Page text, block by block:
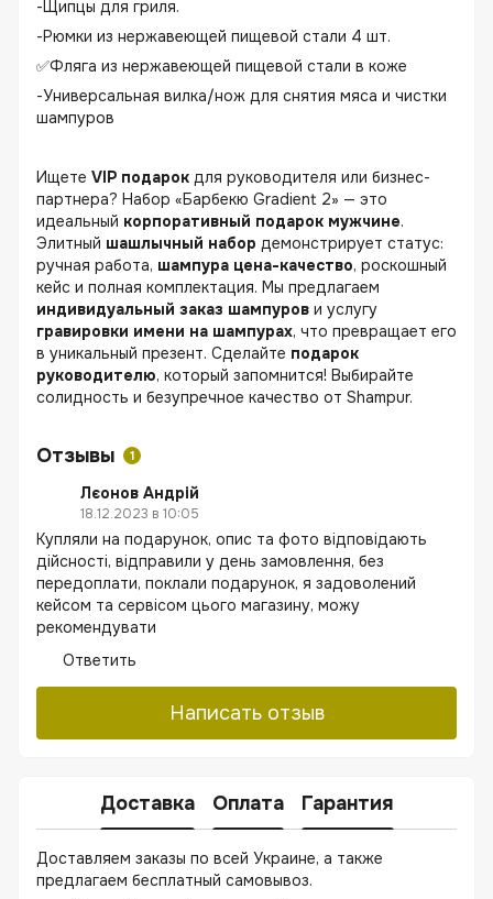
-Щипцы для гриля.
-Рюмки из нержавеющей пищевой стали 4 шт.
✅Фляга из нержавеющей пищевой стали в коже
-Универсальная вилка/нож для снятия мяса и чистки
шампуров
Ищете VIP подарок для руководителя или бизнес-
партнера? Набор «Барбекю Gradient 2» — это
идеальный корпоративный подарок мужчине.
Элитный шашлычный набор демонстрирует статус:
ручная работа, шампура цена-качество, роскошный
кейс и полная комплектация. Мы предлагаем
индивидуальный заказ шампуров и услугу
гравировки имени на шампурах, что превращает его
в уникальный презент. Сделайте подарок
руководителю, который запомнится! Выбирайте
солидность и безупречное качество от Shampur.
Отзывы 1
Лєонов Андрій
18.12.2023 в 10:05
Купляли на подарунок, опис та фото відповідають
дійсності, відправили у день замовлення, без
передоплати, поклали подарунок, я задоволений
кейсом та сервісом цього магазину, можу
рекомендувати
Ответить
Написать отзыв
Доставка Оплата Гарантия
Доставляем заказы по всей Украине, а также
предлагаем бесплатный самовывоз.